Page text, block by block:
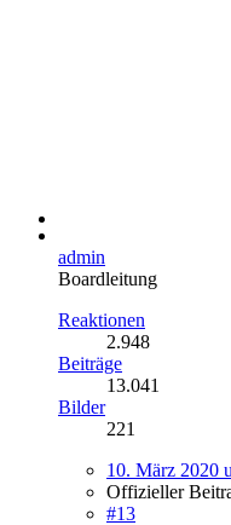
admin
Boardleitung
Reaktionen
2.948
Beiträge
13.041
Bilder
221
10. März 2020
Offizieller
#13